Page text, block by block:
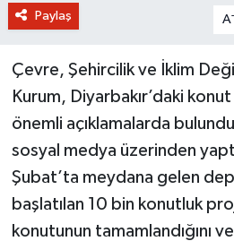
Paylaş A-
Çevre, Şehircilik ve İklim
Kurum, Diyarbakır’daki
önemli açıklamalarda
sosyal medya üzerinden
Şubat’ta meydana gelen
başlatılan 10 bin konutluk
konutunun tamamlandığını